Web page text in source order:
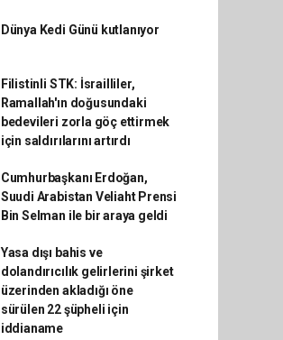
Dünya Kedi Günü kutlanıyor
Filistinli STK: İsrailliler,
Ramallah'ın doğusundaki
bedevileri zorla göç ettirmek
için saldırılarını artırdı
Cumhurbaşkanı Erdoğan,
Suudi Arabistan Veliaht Prensi
Bin Selman ile bir araya geldi
Yasa dışı bahis ve
dolandırıcılık gelirlerini şirket
üzerinden akladığı öne
sürülen 22 şüpheli için
iddianame